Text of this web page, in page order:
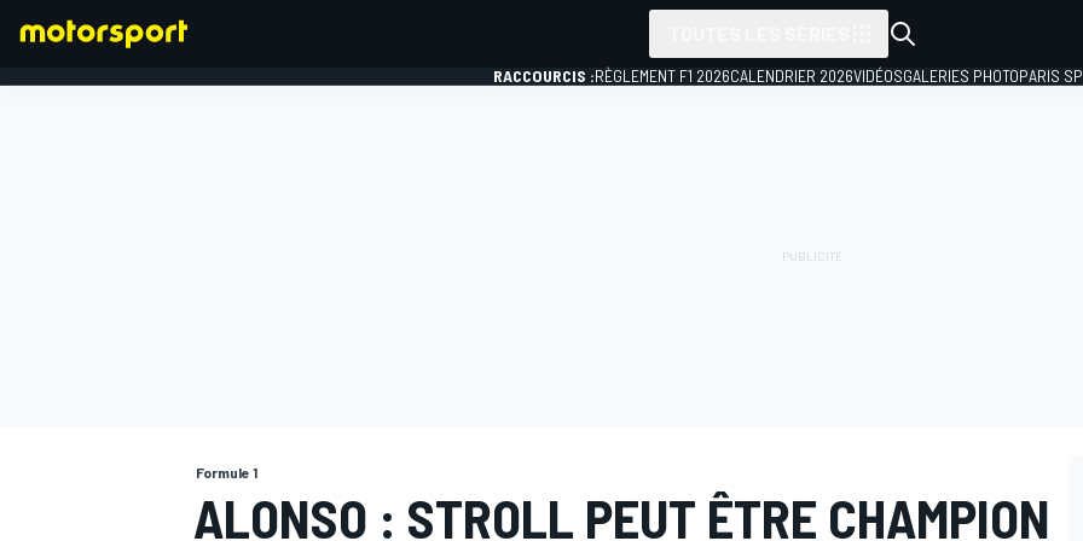
RACCOURCIS :RÈGLEMENT F1 2026CALENDRIER 2026VIDÉOSGALERIES PHOTOPARIS
Formule 1
ALONSO : STROLL PEUT ÊTRE CHAMPION